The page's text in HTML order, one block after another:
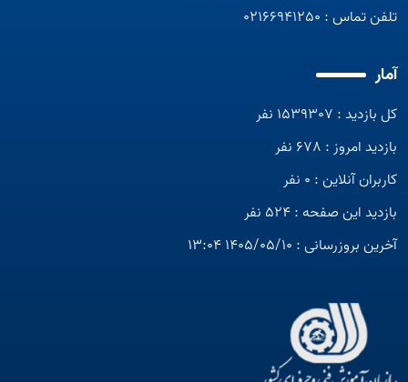
تلفن تماس : 02166941250
آمار
کل بازدید : 1539307 نفر
بازدید امروز : 678 نفر
کاربران آنلاین : 0 نفر
بازدید این صفحه : 524 نفر
آخرین بروزرسانی : 1405/05/10 13:04